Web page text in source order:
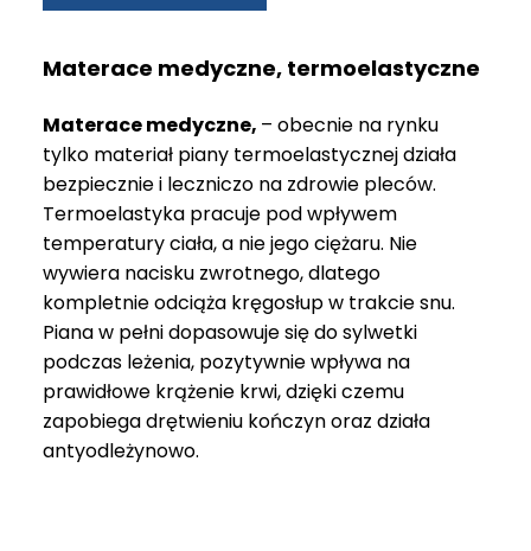
Materace medyczne, termoelastyczne
Materace medyczne, – obecnie na rynku
tylko materiał piany termoelastycznej działa
bezpiecznie i leczniczo na zdrowie pleców.
Termoelastyka pracuje pod wpływem
temperatury ciała, a nie jego ciężaru. Nie
wywiera nacisku zwrotnego, dlatego
kompletnie odciąża kręgosłup w trakcie snu.
Piana w pełni dopasowuje się do sylwetki
podczas leżenia, pozytywnie wpływa na
prawidłowe krążenie krwi, dzięki czemu
zapobiega drętwieniu kończyn oraz działa
antyodleżynowo.